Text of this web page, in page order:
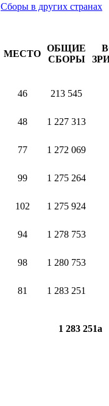
Сборы в других странах
МЕСТО
ОБЩИЕ
СБОРЫ
46 213 545
48 1 227 313
77 1 272 069
99 1 275 264
102 1 275 924
94 1 278 753
98 1 280 753
81 1 283 251
1 283 251a